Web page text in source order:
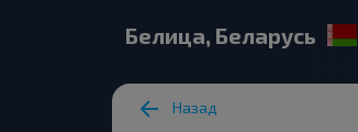
Белица, Беларусь
Назад